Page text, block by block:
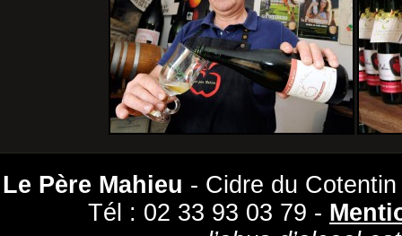
Le Père Mahieu - Cidre du
Tél : 02 33 93 03 79 -